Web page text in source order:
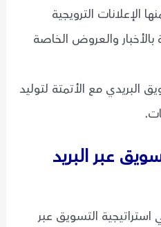
الإعلانات الترويجية
بالأخبار والعروض الخاصة
البريدي مع الأتمتة لتوليد
عبر البريد
التسويق عبر